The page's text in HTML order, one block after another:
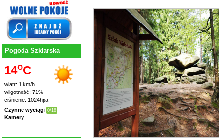
Pogoda Szklarska
14oC
wiatr: 1 km/h
wilgotność: 71%
ciśnienie: 1024hpa
Czynne wyciągi 0/18
Kamery